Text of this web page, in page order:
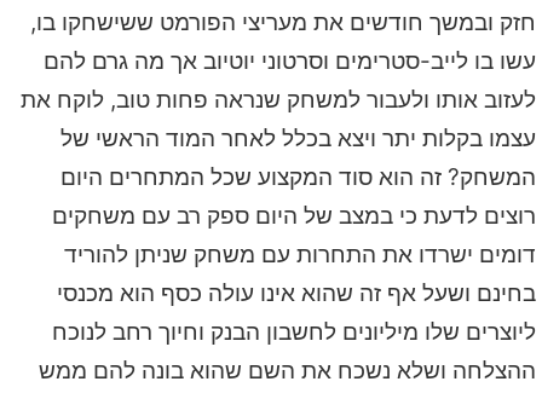
חזק ובמשך חודשים את מעריצי הפורמט ששישחקו בו,
עשו בו לייב-סטרימים וסרטוני יוטיוב אך מה גרם להם
לעזוב אותו ולעבור למשחק שנראה פחות טוב, לוקח את
עצמו בקלות יתר ויצא בכלל לאחר המוד הראשי של
המשחק? זה הוא סוד המקצוע שכל המתחרים היום
רוצים לדעת כי במצב של היום ספק רב עם משחקים
דומים ישרדו את התחרות עם משחק שניתן להוריד
בחינם ושעל אף זה שהוא אינו עולה כסף הוא מכנסי
ליוצרים שלו מיליונים לחשבון הבנק וחיוך רחב לנוכח
ההצלחה ושלא נשכח את השם שהוא בונה להם ממש